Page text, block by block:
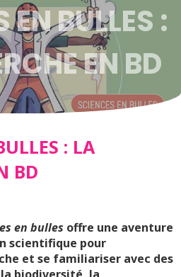
EN BULLES :
EN BD
: LA
BD
en bulles offre une aventure
scientifique pour
et se familiariser avec des
biodiversité, la